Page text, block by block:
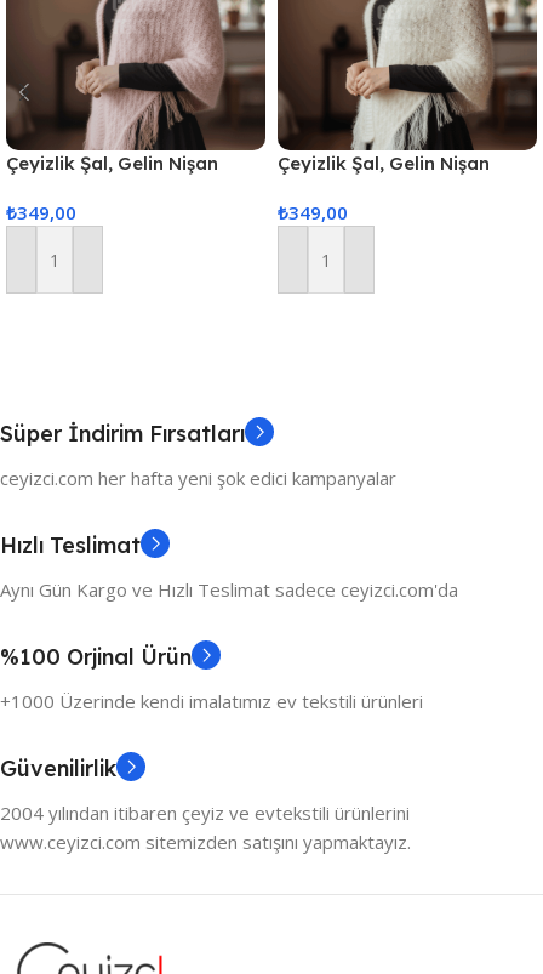
Çeyizlik Şal, Gelin Nişan
₺349,00
Sepete Ekle
Çeyizlik Şal, Gelin Nişan
₺349,00
Sepete Ekle
Süper İndirim Fırsatları
ceyizci.com her hafta yeni şok edici kampanyalar
Hızlı Teslimat
Aynı Gün Kargo ve Hızlı Teslimat sadece ceyizci.com'da
%100 Orjinal Ürün
+1000 Üzerinde kendi imalatımız ev tekstili ürünleri
Güvenilirlik
2004 yılından itibaren çeyiz ve evtekstili ürünlerini
www.ceyizci.com sitemizden satışını yapmaktayız.